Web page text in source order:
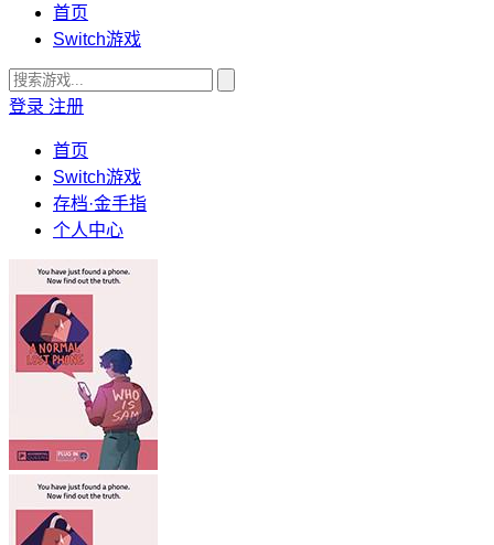
首页
Switch游戏
登录 注册
首页
Switch游戏
存档·金手指
个人中心